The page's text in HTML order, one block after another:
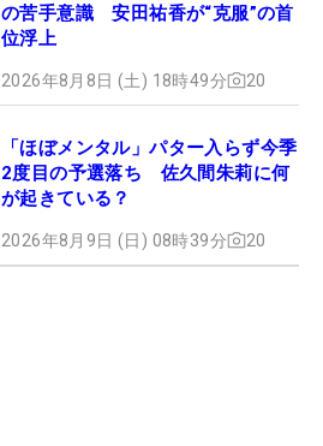
の苦手意識 安田祐香が“克服”の首
位浮上
2026年8月8日 (土) 18時49分 20
「ほぼメンタル」パター入らず今季
2度目の予選落ち 佐久間朱莉に何
が起きている？
2026年8月9日 (日) 08時39分 20